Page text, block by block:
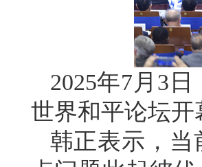
2025年7月3
世界和平论坛
韩正表示，当